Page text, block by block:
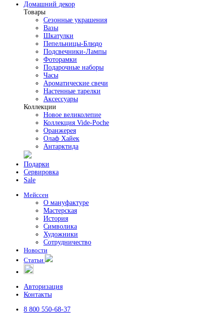
Домашний декор
Товары
Сезонные украшения
Вазы
Шкатулки
Пепельницы-Блюдо
Подсвечники-Лампы
Фоторамки
Подарочные наборы
Часы
Ароматические свечи
Настенные тарелки
Аксессуары
Коллекции
Новое великолепие
Коллекция Vide-Poche
Оранжерея
Олаф Хайек
Антарктида
Подарки
Сервировка
Sale
Мейссен
О мануфактуре
Мастерская
История
Символика
Художники
Сотрудничество
Новости
Статьи
Авторизация
Контакты
8 800 550-68-37